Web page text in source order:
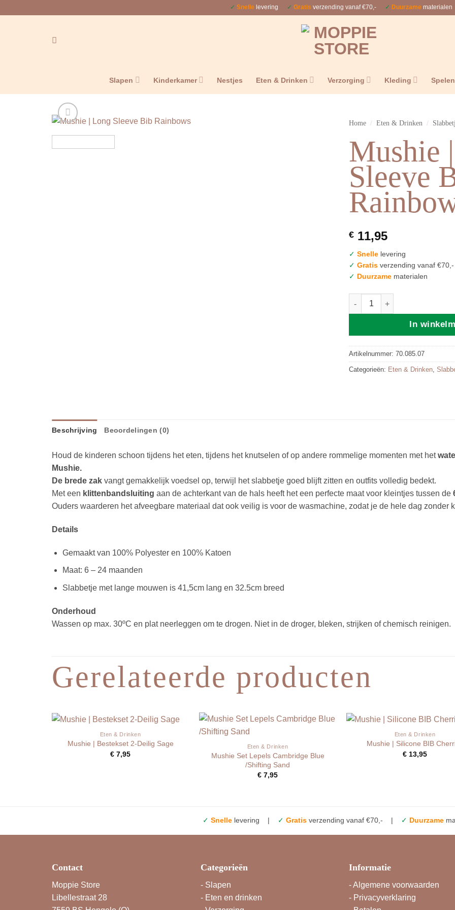
✓ Snelle levering ✓ Gratis verzending vanaf €70,- ✓ Duurzame materialen
Slapen Kinderkamer Nestjes Eten & Drinken Verzorging Kleding Spelen
Home / Eten & Drinken /
Mushie
Sleeve
€ 11,95
✓ Snelle levering
✓ Gratis verzending vanaf €70,-
✓ Duurzame materialen
Mushie | Long Sleeve Bib
In
Artikelnummer: 70.085.07
Categorieën: Eten & Drinken,
Beschrijving Beoordelingen (0)
Houd de kinderen schoon tijdens het eten, tijdens het knutselen of op andere rommelige momenten met het
Mushie.
De brede zak vangt gemakkelijk voedsel op, terwijl het slabbetje goed blijft zitten en outfits volledig bedekt.
Met een klittenbandsluiting aan de achterkant van de hals heeft het een perfecte maat voor kleintjes tussen de
Ouders waarderen het afveegbare materiaal dat ook veilig is voor de wasmachine, zodat je de hele dag zonder
Details
Gemaakt van 100% Polyester en 100% Katoen
Maat: 6 – 24 maanden
Slabbetje met lange mouwen is 41,5cm lang en 32.5cm breed
Onderhoud
Wassen op max. 30ºC en plat neerleggen om te drogen. Niet in de droger, bleken, strijken of chemisch reinigen.
Gerelateerde producten
Eten & Drinken
Mushie | Bestekset 2-Deilig Sage
€ 7,95
Eten & Drinken
Mushie Set Lepels Cambridge Blue
/Shifting Sand
€ 7,95
Eten & Drinken
Mushie | Silicone BIB
€ 13,95
✓ Snelle levering | ✓ Gratis verzending vanaf €70,- | ✓ Duurzame
Contact
Moppie Store
Libellestraat 28
Categorieën
- Slapen
- Eten en drinken
Informatie
-Algemene voorwaarden
- Privacyverklaring